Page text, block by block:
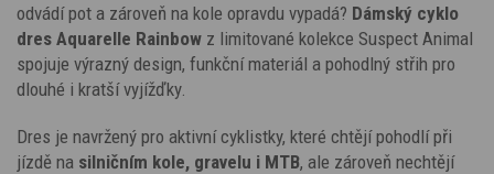
odvádí pot a zároveň na kole opravdu vypadá? Dámský cyklo
dres Aquarelle Rainbow z limitované kolekce Suspect Animal
spojuje výrazný design, funkční materiál a pohodlný střih pro
dlouhé i kratší vyjížďky.
Dres je navržený pro aktivní cyklistky, které chtějí pohodlí při
jízdě na silničním kole, gravelu i MTB, ale zároveň nechtějí